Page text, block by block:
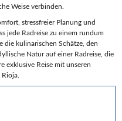
Weise verbinden.
stressfreier Planung und
jede Radreise zu einem rundum
die kulinarischen Schätze, den
Natur auf einer Radreise, die
exklusive Reise mit unseren